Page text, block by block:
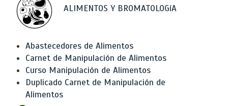
ALIMENTOS Y BROMATOLOGíA
Abastecedores de Alimentos
Carnet de Manipulación de Alimentos
Curso Manipulación de Alimentos
Duplicado Carnet de Manipulación de
Alimentos